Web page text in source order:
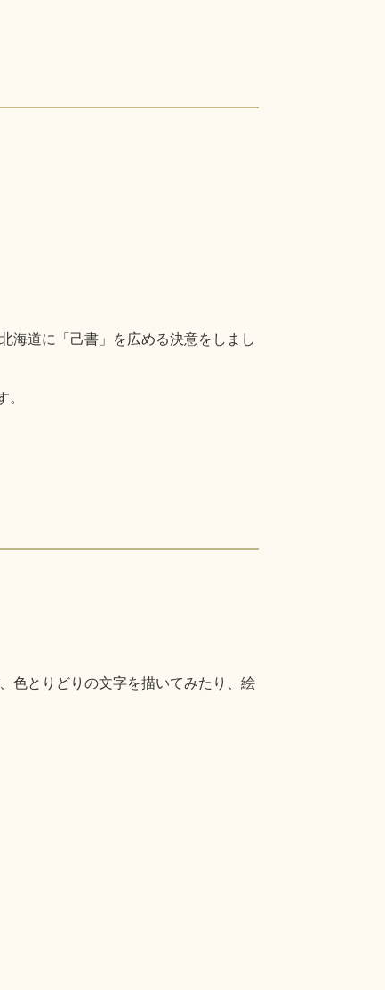
海道に「己書」を広める決意をしまし
色とりどりの文字を描いてみたり、絵